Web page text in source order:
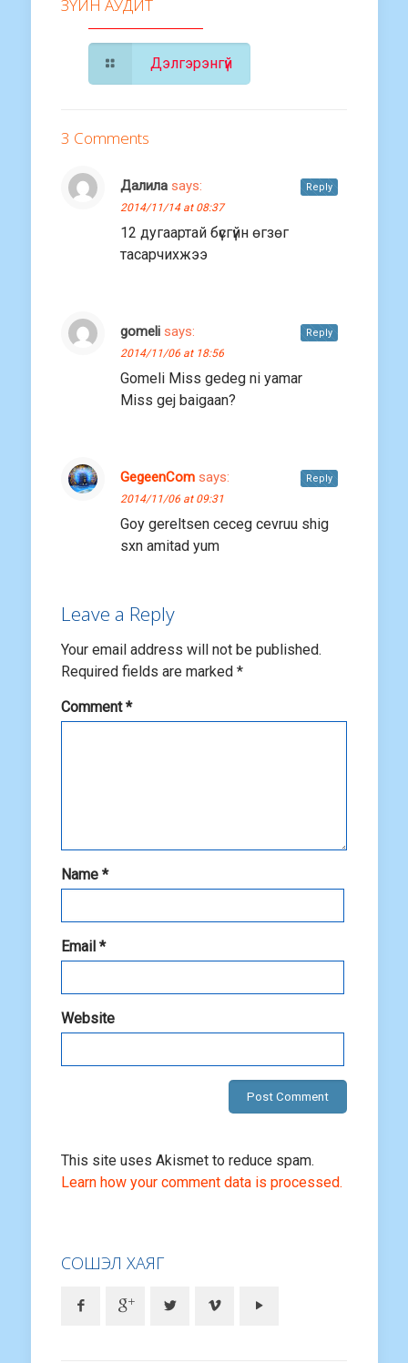
ЗҮЙН АУДИТ
Дэлгэрэнгүй
3 Comments
Далила says:
2014/11/14 at 08:37
12 дугаартай бүсгүйн өгзөг
тасарчихжээ
Reply
gomeli says:
2014/11/06 at 18:56
Gomeli Miss gedeg ni yamar
Miss gej baigaan?
Reply
GegeenCom says:
2014/11/06 at 09:31
Goy gereltsen ceceg cevruu shig
sxn amitad yum
Reply
Leave a Reply
Your email address will not be published.
Required fields are marked *
Comment*
Name *
Email *
Website
This site uses Akismet to reduce spam.
Learn how your comment data is processed.
СОШЭЛ ХАЯГ